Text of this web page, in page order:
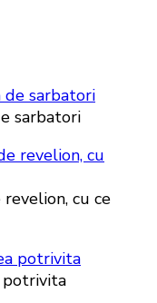
sarbatori
cu ce
potrivita